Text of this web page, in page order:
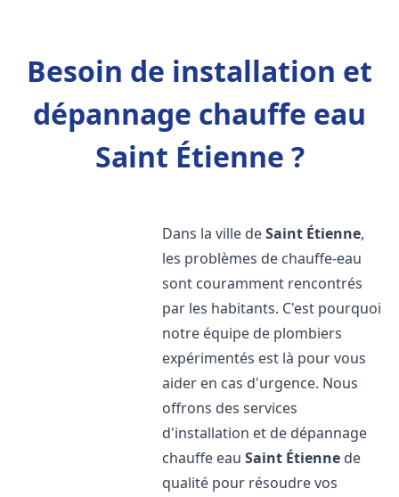
Besoin de installation et
dépannage chauffe eau
Saint Étienne ?
Dans la ville deSaint Étienne,
les problèmes de chauffe-eau
sont couramment rencontrés
par les habitants. C'est pourquoi
notre équipe de plombiers
expérimentés est là pour vous
aider en cas d'urgence. Nous
offrons des services
d'installation et de dépannage
chauffe eauSaint Étienne de
qualité pour résoudre vos